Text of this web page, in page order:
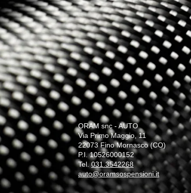
ORAM snc - AUTO
Via Primo Maggio, 11
22073 Fino Mornasco (CO)
P.I. 10526000152
Tel.031.3542268
auto@oramsospensioni.it